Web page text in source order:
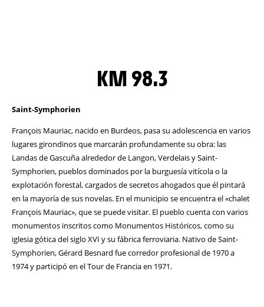
KM 98.3
Saint-Symphorien
François Mauriac, nacido en Burdeos, pasa su adolescencia en varios
lugares girondinos que marcarán profundamente su obra: las
Landas de Gascuña alrededor de Langon, Verdelais y Saint-
Symphorien, pueblos dominados por la burguesía vitícola o la
explotación forestal, cargados de secretos ahogados que él pintará
en la mayoría de sus novelas. En el municipio se encuentra el «chalet
François Mauriac», que se puede visitar. El pueblo cuenta con varios
monumentos inscritos como Monumentos Históricos, como su
iglesia gótica del siglo XVI y su fábrica ferroviaria. Nativo de Saint-
Symphorien, Gérard Besnard fue corredor profesional de 1970 a
1974 y participó en el Tour de Francia en 1971.